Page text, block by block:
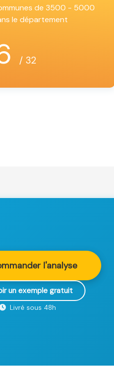
de 3500 - 5000
le département
/ 32
l'analyse
un exemple gratuit
Livré sous 48h